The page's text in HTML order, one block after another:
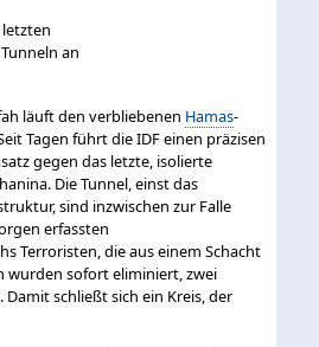
läuft den verbliebenen Hamas-
Tagen führt die IDF einen präzisen
gegen das letzte, isolierte
Die Tunnel, einst das
sind inzwischen zur Falle
erfassten
Terroristen, die aus einem Schacht
wurden sofort eliminiert, zwei
schließt sich ein Kreis, der